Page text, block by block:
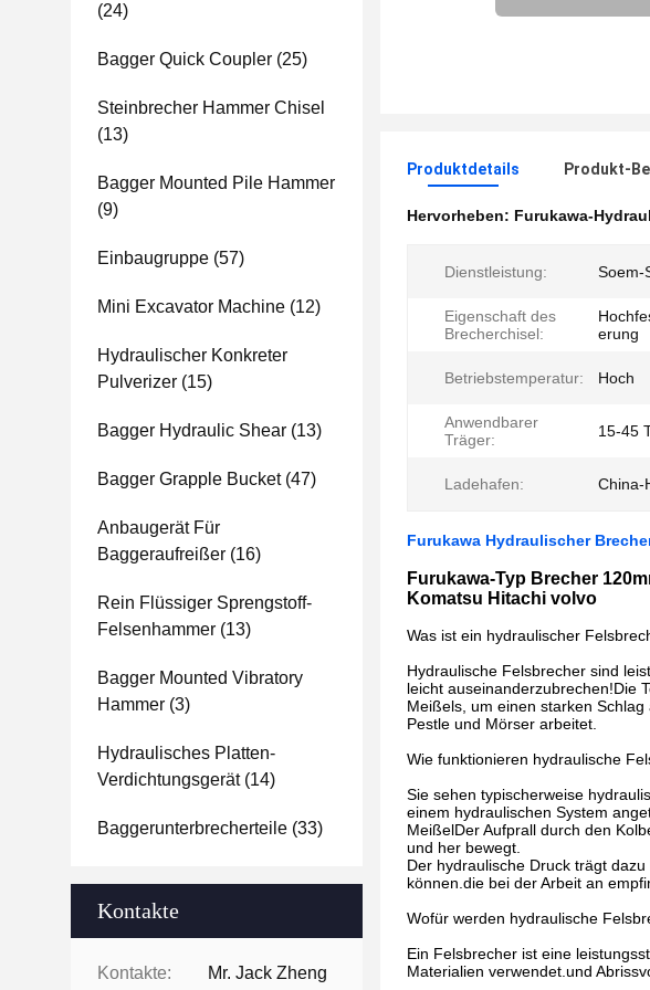
(24)
Bagger Quick Coupler (25)
Steinbrecher Hammer Chisel
(13)
Bagger Mounted Pile Hammer
(9)
Einbaugruppe (57)
Mini Excavator Machine (12)
Hydraulischer Konkreter
Pulverizer (15)
Bagger Hydraulic Shear (13)
Bagger Grapple Bucket(47)
Anbaugerät Für
Baggeraufreißer (16)
Rein Flüssiger Sprengstoff-
Felsenhammer (13)
Bagger Mounted Vibratory
Hammer (3)
Hydraulisches Platten-
Verdichtungsgerät(14)
Baggerunterbrecherteile (33)
Kontakte
Kontakte: Mr. Jack Zheng
Produktdetails Produkt-
Hervorheben: Furukawa-
Dienstleistung: Soem-
Eigenschaft des
Brecherchisel:
erung
Betriebstemperatur: Hoch
Anwendbarer
Träger:
15-45
Ladehafen: China-
Furukawa Hydraulischer
Furukawa-Typ Brecher
Komatsu Hitachi volvo
Was ist ein hydraulischer
Hydraulische Felsbrecher sind
leicht auseinanderzubrechen!Die
Meißels, um einen starken
Pestle und Mörser arbeitet.
Wie funktionieren hydraulische
Sie sehen typischerweise
einem hydraulischen System
MeißelDer Aufprall durch den
und her bewegt.
Der hydraulische Druck trägt
können.die bei der Arbeit an
Wofür werden hydraulische
Ein Felsbrecher ist eine
Materialien verwendet.und